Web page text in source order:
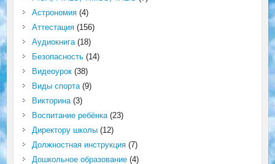
Астрономия(4)
Аттестация(156)
Аудиокнига(18)
Безопасность(14)
Видеоурок(38)
Виды спорта(9)
Викторина(3)
Воспитание ребёнка(23)
Директору школы(12)
Должностная инструкция(7)
Дошкольное образование(4)